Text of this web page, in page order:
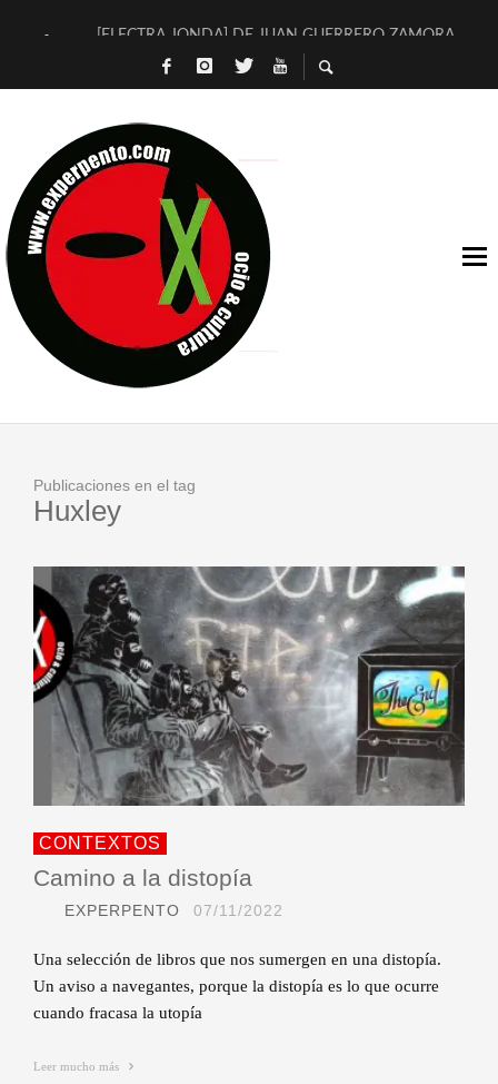
[ELECTRA JONDA] DE JUAN GUERRERO ZAMORA
TIMBRE 4, LA ESCUELA DEL DIRECTOR TEATRAL CLAUDIO
MILITARES JUDÍAS EN #EXVITA
D’BALDOMEROS REINVENTAN [BITÁCORA 3.0] EN EXVITA
MARSHALL FLASH PRESENTA EN EXVITA [RELATIVA
JOFRE BARDAGÍ EN EXVITA INTERPRETANDO A SERRAT
YORCH PRESENTA [CURSO DE ARMONÍA PERSECUTORIA]
MAGALÍ SARE NOS EXPLICA [DESCASADA]
Publicaciones en el tag
Huxley
CONTEXTOS
Camino a la distopía
EXPERPENTO 07/11/2022
Una selección de libros que nos sumergen en una distopía.
Un aviso a navegantes, porque la distopía es lo que ocurre
cuando fracasa la utopía
Leer mucho más